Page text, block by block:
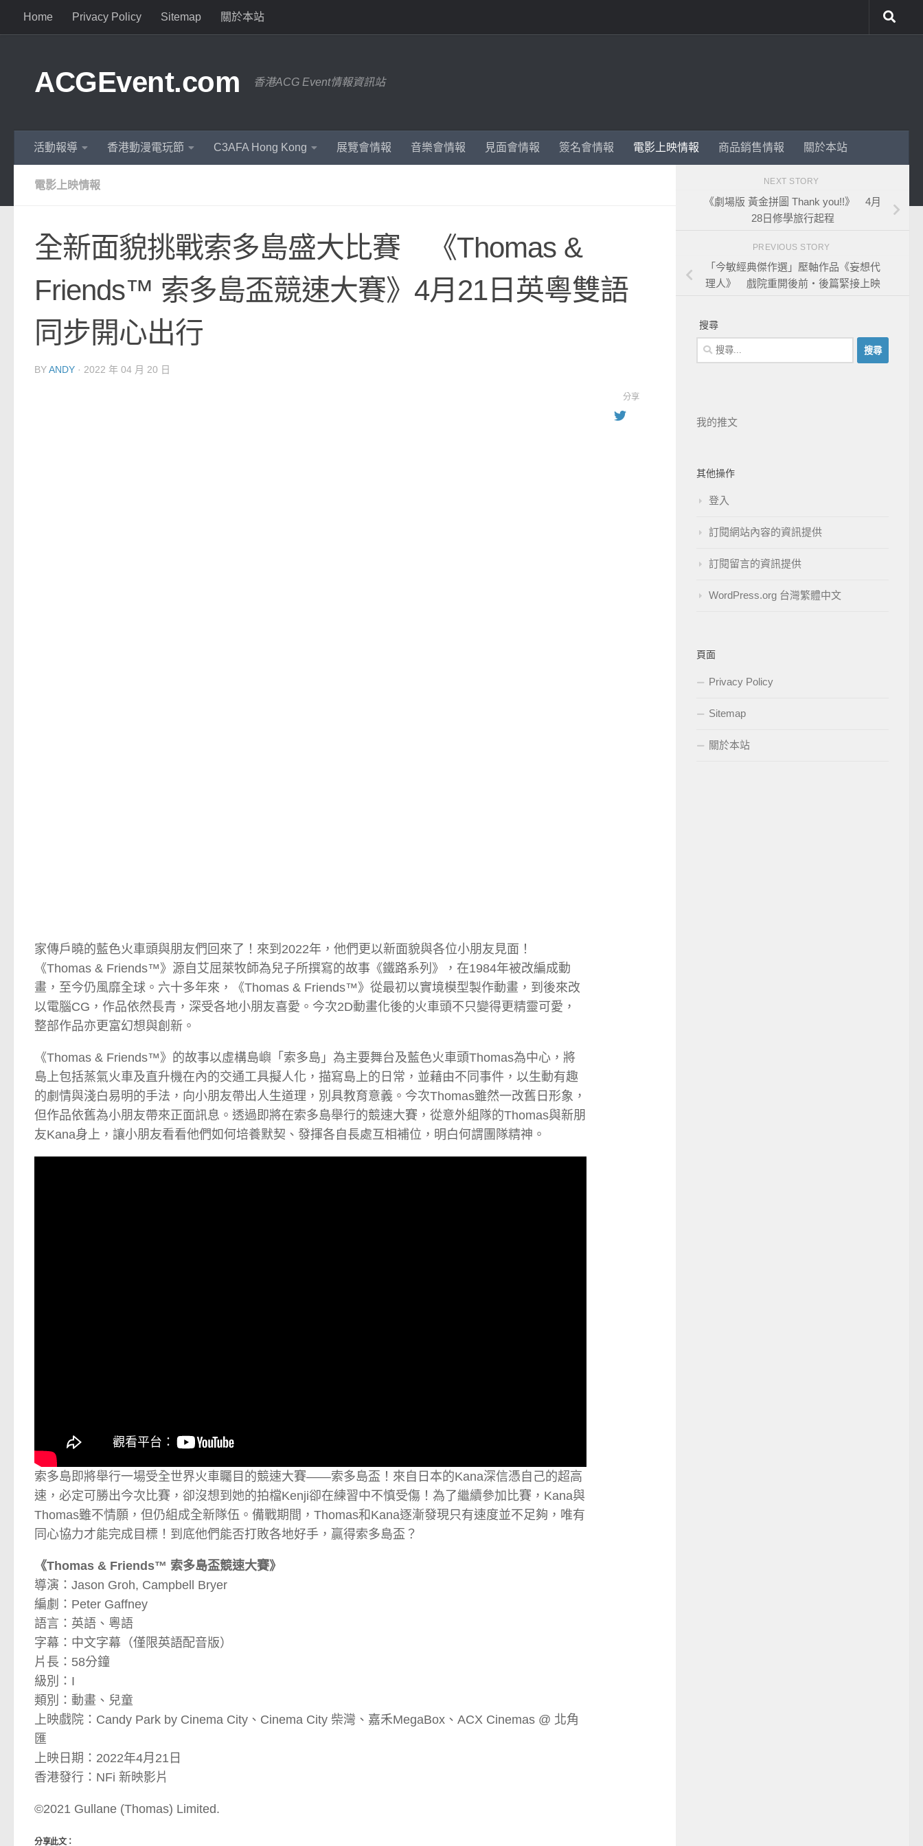
Home Privacy Policy Sitemap 關於本站
ACGEvent.com 香港ACG Event情報資訊站
活動報導 香港動漫電玩節 C3AFA Hong Kong 展覽會情報 音樂會情報 見面會情報 簽名會情報 電影上映情報 商品銷售情報 關於本站
電影上映情報
全新面貌挑戰索多島盛大比賽 《Thomas &
Friends™ 索多島盃競速大賽》4月21日英粵雙語
同步開心出行
BYANDY · 2022 年 04 月 20 日
家傳戶曉的藍色火車頭與朋友們回來了！來到2022年，他們更以新面貌與各位小朋友見面！
《Thomas & Friends™》源自艾屈萊牧師為兒子所撰寫的故事《鐵路系列》，在1984年被改編成動
畫，至今仍風靡全球。六十多年來，《Thomas & Friends™》從最初以實境模型製作動畫，到後來改
以電腦CG，作品依然長青，深受各地小朋友喜愛。今次2D動畫化後的火車頭不只變得更精靈可愛，
整部作品亦更富幻想與創新。
《Thomas & Friends™》的故事以虛構島嶼「索多島」為主要舞台及藍色火車頭Thomas為中心，將
島上包括蒸氣火車及直升機在內的交通工具擬人化，描寫島上的日常，並藉由不同事件，以生動有趣
的劇情與淺白易明的手法，向小朋友帶出人生道理，別具教育意義。今次Thomas雖然一改舊日形象，
但作品依舊為小朋友帶來正面訊息。透過即將在索多島舉行的競速大賽，從意外組隊的Thomas與新朋
友Kana身上，讓小朋友看看他們如何培養默契、發揮各自長處互相補位，明白何謂團隊精神。
索多島即將舉行一場受全世界火車矚目的競速大賽——索多島盃！來自日本的Kana深信憑自己的超高
速，必定可勝出今次比賽，卻沒想到她的拍檔Kenji卻在練習中不慎受傷！為了繼續參加比賽，Kana與
Thomas雖不情願，但仍組成全新隊伍。備戰期間，Thomas和Kana逐漸發現只有速度並不足夠，唯有
同心協力才能完成目標！到底他們能否打敗各地好手，贏得索多島盃？
《Thomas & Friends™ 索多島盃競速大賽》
導演：Jason Groh, Campbell Bryer
編劇：Peter Gaffney
語言：英語、粵語
字幕：中文字幕（僅限英語配音版）
片長：58分鐘
級別：I
類別：動畫、兒童
上映戲院：Candy Park by Cinema City、Cinema City 柴灣、嘉禾MegaBox、ACX Cinemas @ 北角
匯
上映日期：2022年4月21日
香港發行：NFi 新映影片
©️2021 Gullane (Thomas) Limited.
分享此文：
分享
NEXT STORY
《劇場版 黃金拼圖 Thank you!!》 4月
28日修學旅行起程
PREVIOUS STORY
「今敏經典傑作選」壓軸作品《妄想代
理人》 戲院重開後前‧後篇緊接上映
搜尋
我的推文
其他操作
登入
訂閱網站內容的資訊提供
訂閱留言的資訊提供
WordPress.org 台灣繁體中文
頁面
Privacy Policy
Sitemap
關於本站